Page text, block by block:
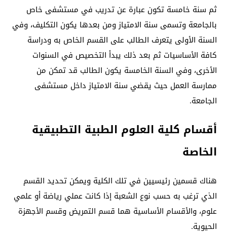
ثم سنة خامسة تكون عبارة عن تدريب في مستشفى خاص
بالجامعة وتسمى سنة الامتياز ومن بعدها يكون التكليف، وفي
السنة الأولى يتعرف الطالب على القسم الخاص به ودراسة
كافة الأساسيات ثم بعد ذلك يبدأ التخصيص في السنوات
الأخرى، وفي السنة الخامسة يكون الطالب قد تمكن من
ممارسة العمل حيث يقضي سنة الامتياز داخل مستشفى
الجامعة.
أقسام كلية العلوم الطبية التطبيقية
الخاصة
هناك قسمين رئيسيين في تلك الكلية ويمكن تحديد القسم
الذي ترغب به حسب نوع الشعبة إذا كانت عملي رياضة أو علمي
علوم، والأقسام الأساسية هما قسم التمريض وقسم الأجهزة
الحيوية.